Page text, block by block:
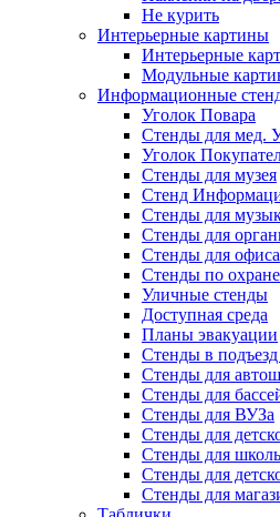
Не курить
Интерьерные картины
Интерьерные
Модульные
Информационные
Уголок Повара
Стенды для мед.
Уголок
Стенды для музея
Стенд
Стенды для
Стенды для
Стенды для офиса
Стенды по охране
Уличные стенды
Доступная среда
Планы эвакуации
Стенды в
Стенды для
Стенды для
Стенды для ВУЗа
Стенды для
Стенды для
Стенды для
Стенды для